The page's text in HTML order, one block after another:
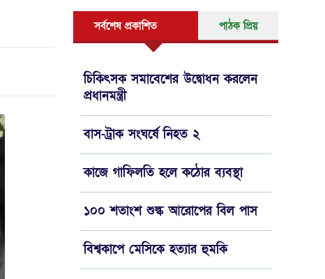
সর্বশেষ প্রকাশিত পাঠক প্রিয়
চিকিৎসক সমাবেশের উদ্বোধন করলেন
প্রধানমন্ত্রী
বাস-ট্রাক সংঘর্ষে নিহত ২
কাজে গাফিলতি হলে কঠোর ব্যবস্থা
১০০ শতাংশ শুল্ক আরোপের বিল পাস
বিশ্বকাপে মেসিকে হত্যার হুমকি